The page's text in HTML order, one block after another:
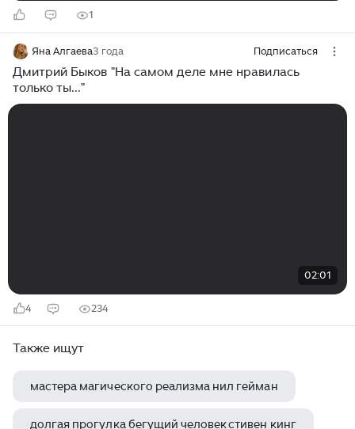
1
Яна Алгаева3 года Подписаться
Дмитрий Быков "На самом деле мне нравилась
только ты..."
02:01
4 234
Также ищут
мастера магического реализма нил гейман
долгая прогулка бегущий человек стивен кинг